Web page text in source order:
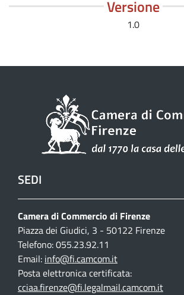
Versione
1.0
SEDI
Camera di Commercio di Firenze
Piazza dei Giudici, 3 - 50122 Firenze
Telefono: 055.23.92.11
Email: info@fi.camcom.it
Posta elettronica certificata:
cciaa.firenze@fi.legalmail.camcom.it